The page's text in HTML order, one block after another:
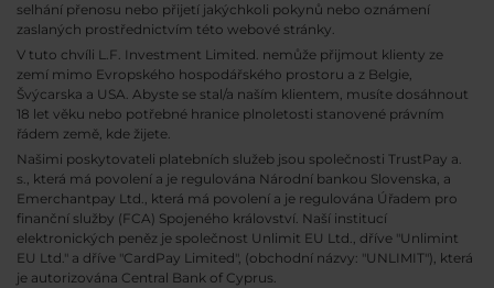
selhání přenosu nebo přijetí jakýchkoli pokynů nebo oznámení
zaslaných prostřednictvím této webové stránky.
V tuto chvíli L.F. Investment Limited. nemůže přijmout klienty ze
zemí mimo Evropského hospodářského prostoru a z Belgie,
Švýcarska a USA. Abyste se stal/a naším klientem, musíte dosáhnout
18 let věku nebo potřebné hranice plnoletosti stanovené právním
řádem země, kde žijete.
Našimi poskytovateli platebních služeb jsou společnosti TrustPay a.
s., která má povolení a je regulována Národní bankou Slovenska, a
Emerchantpay Ltd., která má povolení a je regulována Úřadem pro
finanční služby (FCA) Spojeného království. Naší institucí
elektronických peněz je společnost Unlimit EU Ltd., dříve "Unlimint
EU Ltd." a dříve "CardPay Limited", (obchodní názvy: "UNLIMIT"), která
je autorizována Central Bank of Cyprus.